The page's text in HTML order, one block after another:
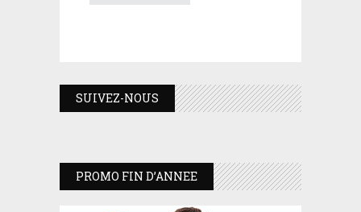
SUIVEZ-NOUS
PROMO FIN D’ANNEE